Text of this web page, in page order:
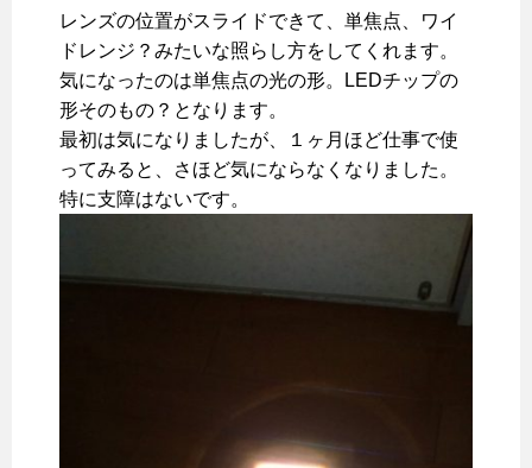
レンズの位置がスライドできて、単焦点、ワイ
ドレンジ？みたいな照らし方をしてくれます。
気になったのは単焦点の光の形。LEDチップの
形そのもの？となります。
最初は気になりましたが、１ヶ月ほど仕事で使
ってみると、さほど気にならなくなりました。
特に支障はないです。